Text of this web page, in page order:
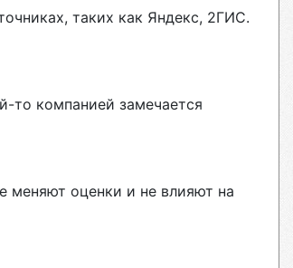
таких как Яндекс, 2ГИС.
то компанией замечается
меняют оценки и не влияют на